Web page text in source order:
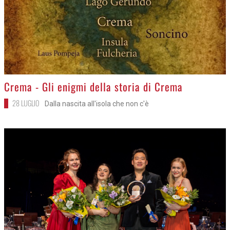
>
Crema - Gli enigmi della storia di Crema
28 LUGLIO Dalla nascita all'isola che non c'è